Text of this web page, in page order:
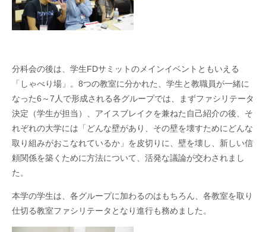
分科会の後は、学生FDサミットのメインイベントともいえる
「しゃべり場」。 8つの教室に分かれた、学生と教職員が一緒に
なった6 ～7 人で形成される各グループでは、まずファシリテータ
決定（学生が担当）、アイスブレイクを兼ねた自己紹介の後、そ
れぞれの大学には「どんな壁があり、その壁を壊すためにどんな
取り組みがおこなれているか」を皮切りに、壁を壊し、新しい信
頼関係を築くために方法について、活発な議論が交わされまし
た。
本学の学生は、各グループに加わるのはもちろん、各教室を取り
仕切る教室ファシリテータとなり進行も務めました。